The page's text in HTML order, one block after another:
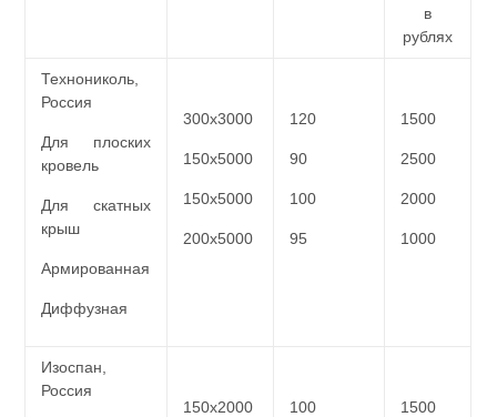
в
рублях
Технониколь,
Россия
Для плоских
кровель
Для скатных
крыш
Армированная
Диффузная
300х3000
150х5000
150х5000
200х5000
120
90
100
95
1500
2500
2000
1000
Изоспан,
Россия
150х2000 100 1500